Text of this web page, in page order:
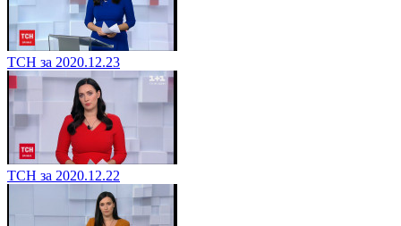
ТСН за 2020.12.23
ТСН за 2020.12.22